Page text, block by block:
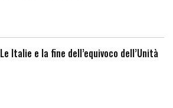
Le Italie e la fine dell’equivoco dell’Unità